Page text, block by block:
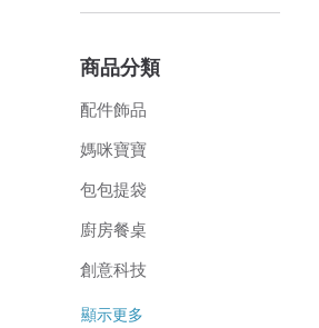
商品分類
配件飾品
媽咪寶寶
包包提袋
廚房餐桌
創意科技
顯示更多